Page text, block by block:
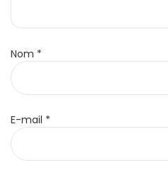
Nom *
E-mail *